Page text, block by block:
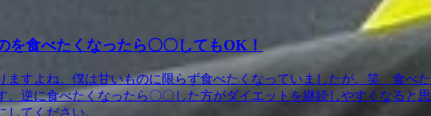
を食べたくなったら〇〇してもOK！
ますよね。僕は甘いものに限らず食べたくなっていましたが。笑 食べた
。逆に食べたくなったら〇〇した方がダイエットを継続しやすくなると思
てください。